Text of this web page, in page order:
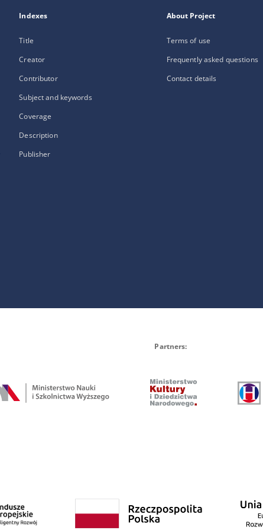
Indexes
Title
Creator
Contributor
Subject and keywords
Coverage
Description
Publisher
About Project
Terms of use
Frequently asked questions
Contact details
Partners: